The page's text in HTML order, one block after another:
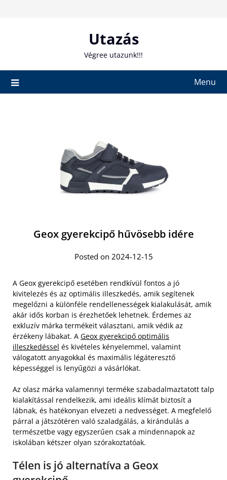
Utazás
Végree utazunk!!!
Menu
Geox gyerekcipő hűvösebb idére
Posted on 2024-12-15
A Geox gyerekcipő esetében rendkívül fontos a jó
kivitelezés és az optimális illeszkedés, amik segítenek
megelőzni a különféle rendellenességek kialakulását, amik
akár idős korban is érezhetőek lehetnek. Érdemes az
exkluzív márka termékeit választani, amik védik az
érzékeny lábakat. A Geox gyerekcipő optimális
illeszkedéssel és kivételes kényelemmel, valamint
válogatott anyagokkal és maximális légáteresztő
képességgel is lenyűgözi a vásárlókat.
Az olasz márka valamennyi terméke szabadalmaztatott talp
kialakítással rendelkezik, ami ideális klímát biztosít a
lábnak, és hatékonyan elvezeti a nedvességet. A megfelelő
párral a játszótéren való szaladgálás, a kirándulás a
természetbe vagy egyszerűen csak a mindennapok az
iskolában kétszer olyan szórakoztatóak.
Télen is jó alternatíva a Geox